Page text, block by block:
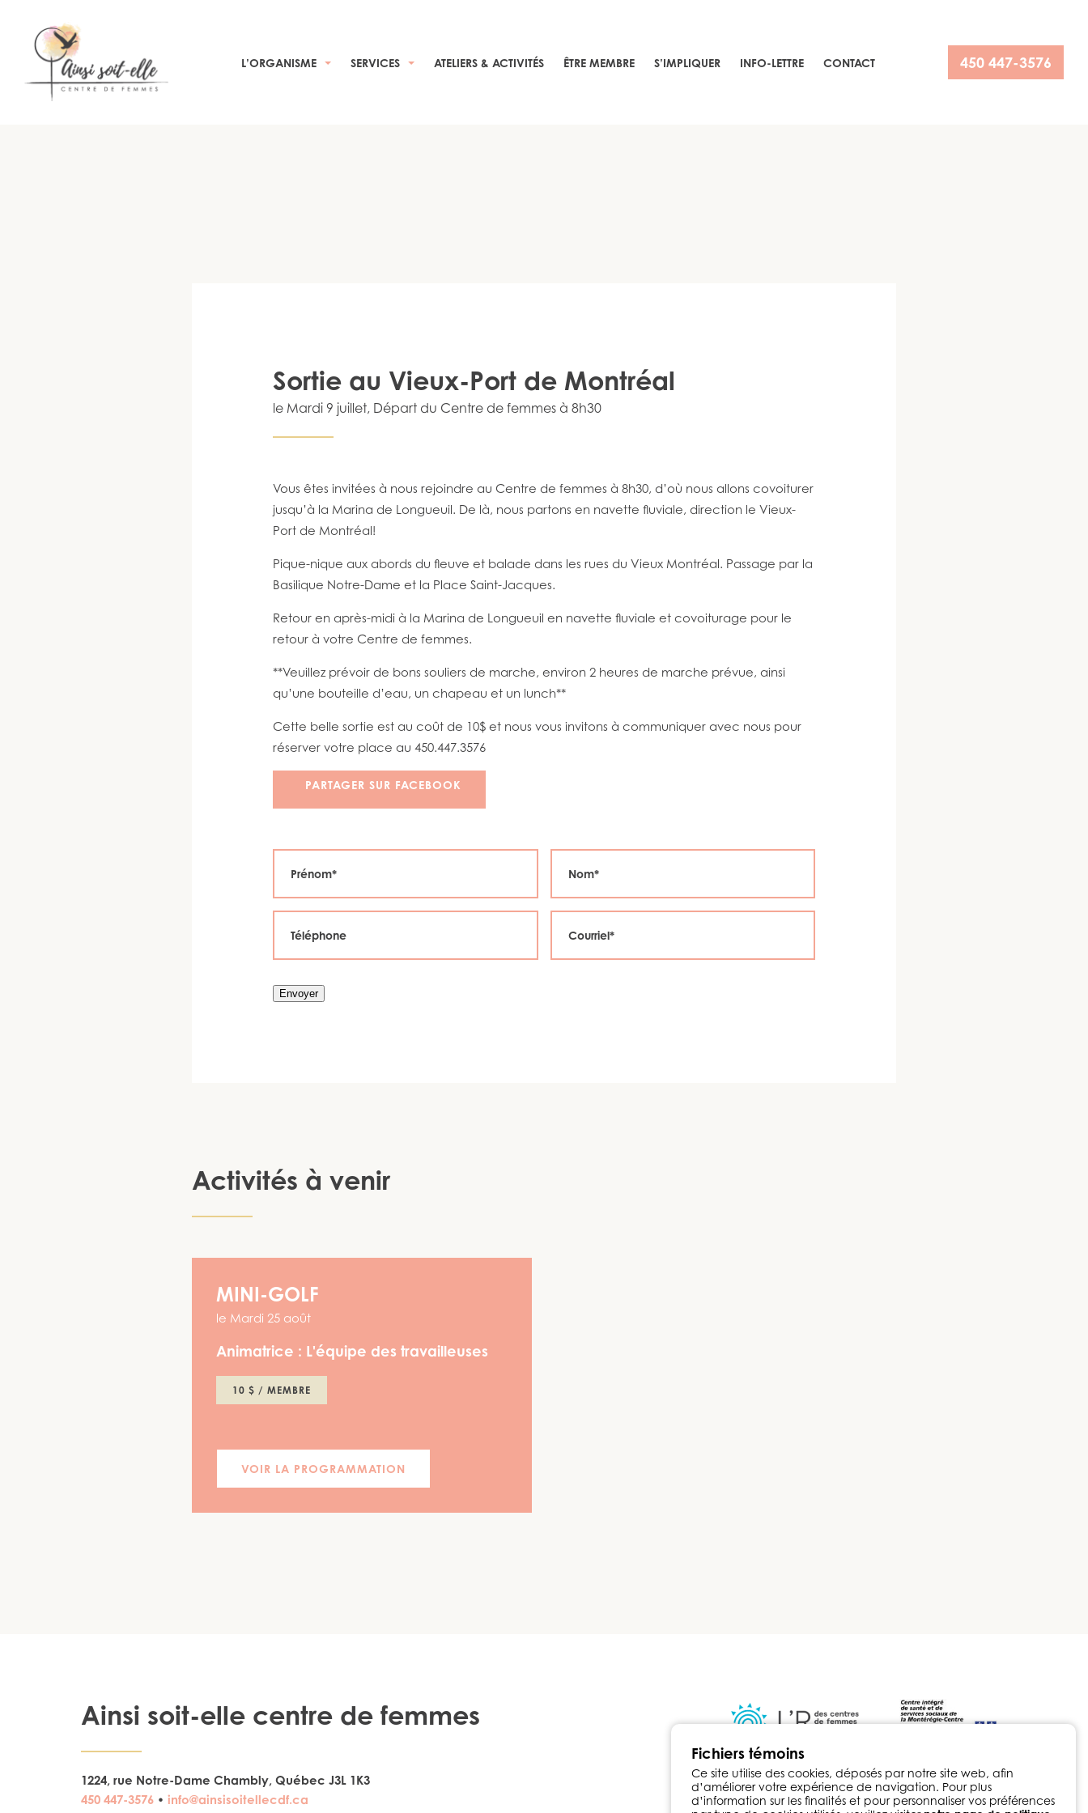
L’ORGANISME SERVICES ATELIERS & ACTIVITÉS ÊTRE MEMBRE S’IMPLIQUER INFO-LETTRE CONTACT 450 447-3576
Sortie au Vieux-Port de Montréal
le Mardi 9 juillet, Départ du Centre de femmes à 8h30
Vous êtes invitées à nous rejoindre au Centre de femmes à 8h30, d’où nous allons covoiturer
jusqu’à la Marina de Longueuil. De là, nous partons en navette fluviale, direction le Vieux-
Port de Montréal!
Pique-nique aux abords du fleuve et balade dans les rues du Vieux Montréal. Passage par la
Basilique Notre-Dame et la Place Saint-Jacques.
Retour en après-midi à la Marina de Longueuil en navette fluviale et covoiturage pour le
retour à votre Centre de femmes.
**Veuillez prévoir de bons souliers de marche, environ 2 heures de marche prévue, ainsi
qu’une bouteille d’eau, un chapeau et un lunch**
Cette belle sortie est au coût de 10$ et nous vous invitons à communiquer avec nous pour
réserver votre place au 450.447.3576
PARTAGER SUR FACEBOOK
Envoyer
Activités à venir
MINI-GOLF
le Mardi 25 août
Animatrice : L'équipe des travailleuses
10 $ / MEMBRE
VOIR LA PROGRAMMATION
Ainsi soit-elle centre de femmes
1224, rue Notre-Dame Chambly, Québec J3L 1K3
450 447-3576 • info@ainsisoitellecdf.ca
Fichiers témoins
Ce site utilise des cookies, déposés par notre site web, afin
d’améliorer votre expérience de navigation. Pour plus
d’information sur les finalités et pour personnaliser vos préférences